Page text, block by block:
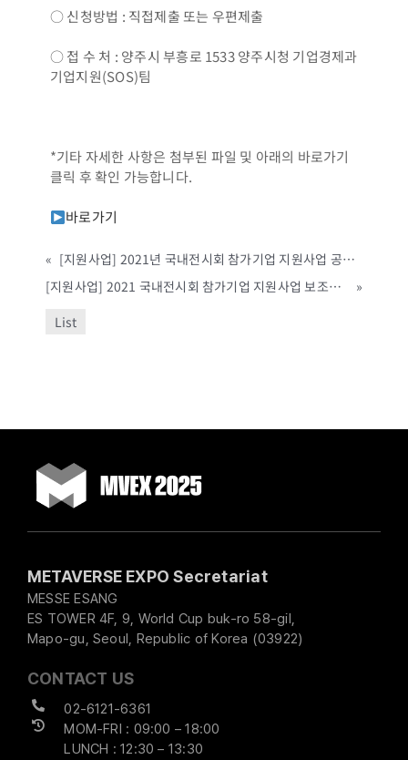
○ 신청방법 : 직접제출 또는 우편제출
○ 접 수 처 : 양주시 부흥로 1533 양주시청 기업경제과
기업지원(SOS)팀
*기타 자세한 사항은 첨부된 파일 및 아래의 바로가기
클릭 후 확인 가능합니다.
바로가기
«
[지원사업] 2021년 국내전시회 참가기업 지원사업 공고 (과천시, ~2/5 까지)
[지원사업] 2021 국내전시회 참가기업 지원사업 보조사업자 모집 공고(수정) (고양시, ~3/9 까지)
»
List
METAVERSE EXPO Secretariat
MESSE ESANG
ES TOWER 4F, 9, World Cup buk-ro 58-gil,
Mapo-gu, Seoul, Republic of Korea (03922)
CONTACT US
02-6121-6361
MOM-FRI : 09:00 – 18:00
LUNCH : 12:30 – 13:30